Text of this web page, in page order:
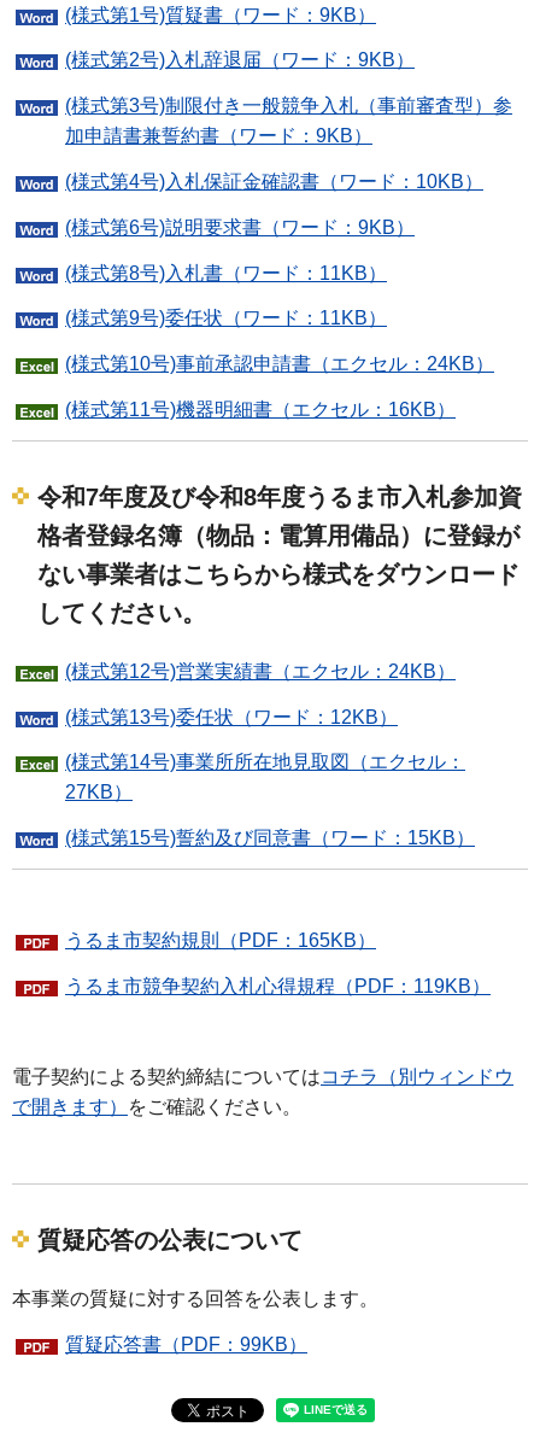
(様式第1号)質疑書（ワード：9KB）
(様式第2号)入札辞退届（ワード：9KB）
(様式第3号)制限付き一般競争入札（事前審査型）参
加申請書兼誓約書（ワード：9KB）
(様式第4号)入札保証金確認書（ワード：10KB）
(様式第6号)説明要求書（ワード：9KB）
(様式第8号)入札書（ワード：11KB）
(様式第9号)委任状（ワード：11KB）
(様式第10号)事前承認申請書（エクセル：24KB）
(様式第11号)機器明細書（エクセル：16KB）
令和7年度及び令和8年度うるま市入札参加資
格者登録名簿（物品：電算用備品）に登録が
ない事業者はこちらから様式をダウンロード
してください。
(様式第12号)営業実績書（エクセル：24KB）
(様式第13号)委任状（ワード：12KB）
(様式第14号)事業所所在地見取図（エクセル：
27KB）
(様式第15号)誓約及び同意書（ワード：15KB）
うるま市契約規則（PDF：165KB）
うるま市競争契約入札心得規程（PDF：119KB）
電子契約による契約締結についてはコチラ（別ウィンドウ
で開きます）
をご確認ください。
質疑応答の公表について
本事業の質疑に対する回答を公表します。
質疑応答書（PDF：99KB）